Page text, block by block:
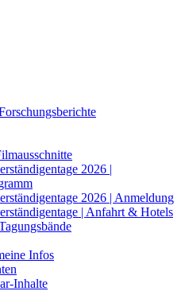
2026 |
2026 | Anmeldung
| Anfahrt & Hotels
Infos
Inhalte